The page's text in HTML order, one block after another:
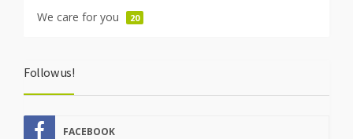
We care for you 20
Follow us!
FACEBOOK